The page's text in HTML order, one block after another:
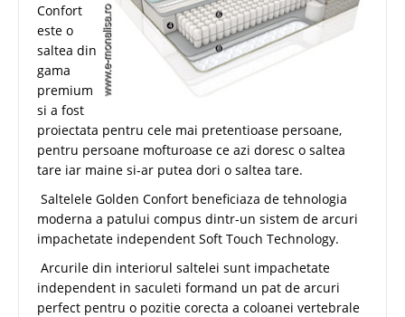
Confort
este o
saltea din
gama
premium
si a fost
proiectata pentru cele mai pretentioase persoane,
pentru persoane mofturoase ce azi doresc o saltea
tare iar maine si-ar putea dori o saltea tare.
Saltelele Golden Confort beneficiaza de tehnologia
moderna a patului compus dintr-un sistem de arcuri
impachetate independent Soft Touch Technology.
Arcurile din interiorul saltelei sunt impachetate
independent in saculeti formand un pat de arcuri
perfect pentru o pozitie corecta a coloanei vertebrale